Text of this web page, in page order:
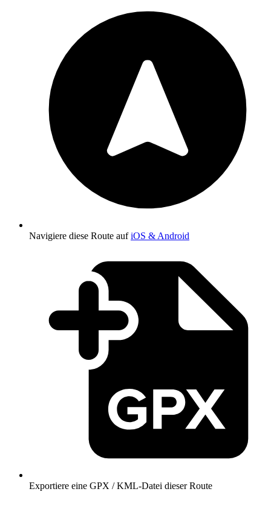
Navigiere diese Route aufiOS & Android
Exportiere eine GPX / KML-Datei dieser Route